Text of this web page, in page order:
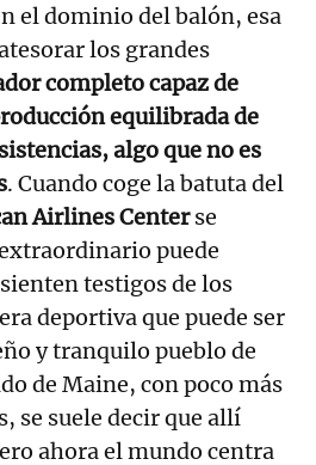
el dominio del balón, esa
los grandes
completo capaz de
equilibrada de
algo que no es
. Cuando coge la batuta del
Airlines Centerse
puede
testigos de los
deportiva que puede ser
y tranquilo pueblo de
de Maine, con poco más
se suele decir que allí
ahora el mundo centra